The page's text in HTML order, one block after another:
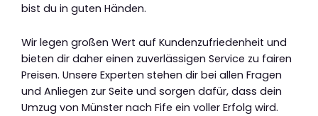
bist du in guten Händen.
Wir legen großen Wert auf Kundenzufriedenheit und
bieten dir daher einen zuverlässigen Service zu fairen
Preisen. Unsere Experten stehen dir bei allen Fragen
und Anliegen zur Seite und sorgen dafür, dass dein
Umzug von Münster nach Fife ein voller Erfolg wird.